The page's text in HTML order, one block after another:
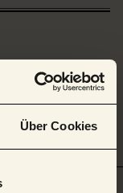
Über Cookies